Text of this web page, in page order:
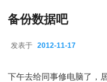
备份数据吧
发表于 2012-11-17
下午去给同事修电脑了，